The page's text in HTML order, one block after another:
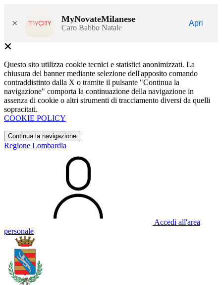
× MyNovateMilanese
Caro Babbo Natale
Apri
Questo sito utilizza cookie tecnici e statistici anonimizzati. La
chiusura del banner mediante selezione dell'apposito comando
contraddistinto dalla X o tramite il pulsante "Continua la
navigazione" comporta la continuazione della navigazione in
assenza di cookie o altri strumenti di tracciamento diversi da quelli
sopracitati.
COOKIE POLICY
Continua la navigazione
Regione Lombardia
Accedi all'area
personale